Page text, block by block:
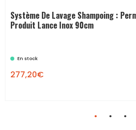
Système De Lavage Shampoing :
Produit Lance Inox 90cm
En stock
277,20€